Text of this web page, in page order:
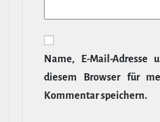
Name, E‑Mail-​Adresse
diesem Browser für
Kommentar speichern.